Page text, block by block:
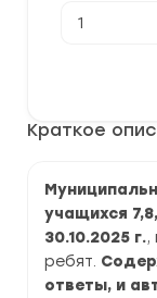
Краткое
учащихся
30.10.2025 г.,
ребят.
ответы, и
товара
г.
по
г.
Москва
задания
и
ответы